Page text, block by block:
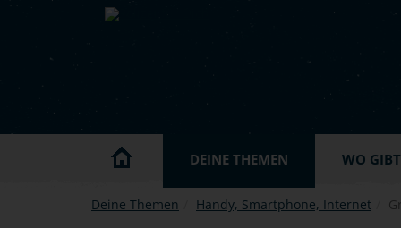
Skip to main content
DEINE THEMEN WO
Deine Themen Handy, Smartphone, Internet